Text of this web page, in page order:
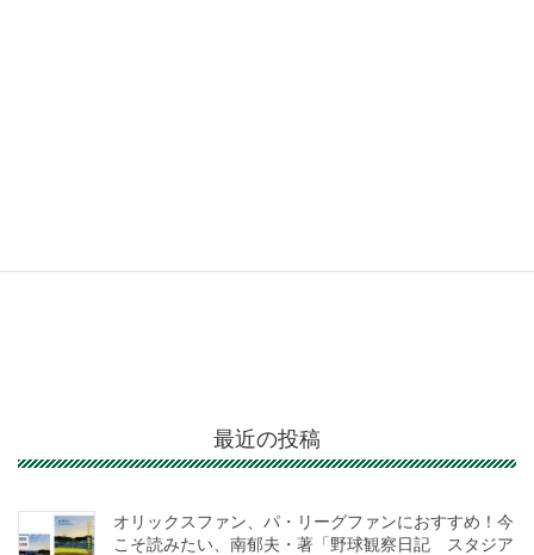
最近の投稿
オリックスファン、パ・リーグファンにおすすめ！今
こそ読みたい、南郁夫・著「野球観察日記 スタジア